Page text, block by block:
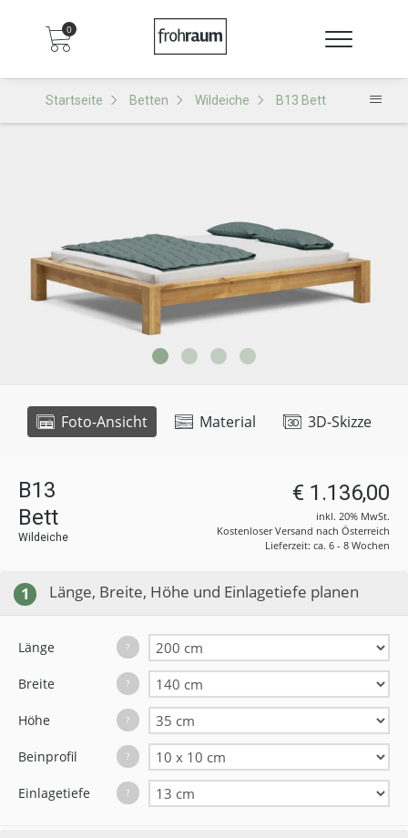
0
Startseite Betten Wildeiche B13 Bett
Foto-Ansicht Material 3D-Skizze
B13
Bett
Wildeiche
€ 1.136,00
inkl. 20% MwSt.
Kostenloser Versand nach Österreich
Lieferzeit: ca. 6 - 8 Wochen
1 Länge, Breite, Höhe und Einlagetiefe planen
Länge ?
Breite ?
Höhe ?
Beinprofil ?
Einlagetiefe ?